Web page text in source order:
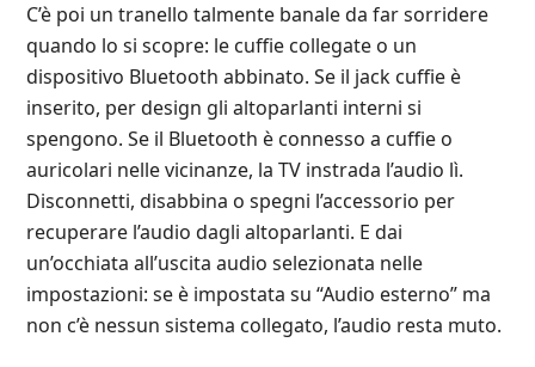
C’è poi un tranello talmente banale da far sorridere
quando lo si scopre: le cuffie collegate o un
dispositivo Bluetooth abbinato. Se il jack cuffie è
inserito, per design gli altoparlanti interni si
spengono. Se il Bluetooth è connesso a cuffie o
auricolari nelle vicinanze, la TV instrada l’audio lì.
Disconnetti, disabbina o spegni l’accessorio per
recuperare l’audio dagli altoparlanti. E dai
un’occhiata all’uscita audio selezionata nelle
impostazioni: se è impostata su “Audio esterno” ma
non c’è nessun sistema collegato, l’audio resta muto.